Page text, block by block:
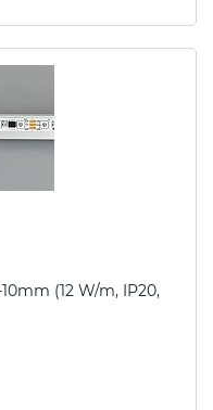
(12 W/m, IP20,